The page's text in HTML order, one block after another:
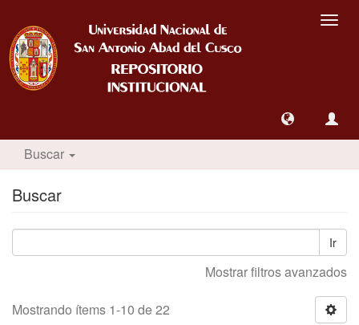
Buscar
Buscar
Ir
Mostrar filtros avanzados
Mostrando ítems 1-10 de 22